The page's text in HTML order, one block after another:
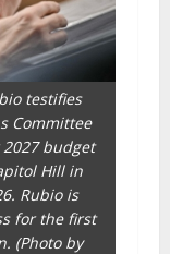
testifies
Committee
budget
Hill in
Rubio is
for the first
(Photo by